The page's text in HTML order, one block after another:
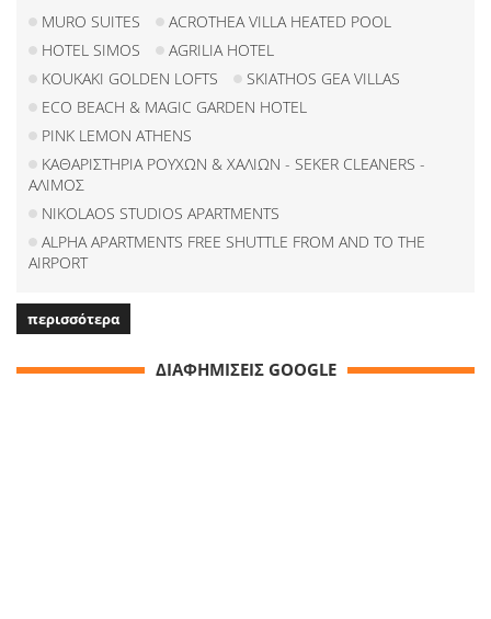
MURO SUITES
ACROTHEA VILLA HEATED POOL
HOTEL SIMOS
AGRILIA HOTEL
KOUKAKI GOLDEN LOFTS
SKIATHOS GEA VILLAS
ECO BEACH & MAGIC GARDEN HOTEL
PINK LEMON ATHENS
ΚΑΘΑΡΙΣΤΗΡΙΑ ΡΟΥΧΩΝ & ΧΑΛΙΩΝ - SEKER CLEANERS -
ΑΛΙΜΟΣ
NIKOLAOS STUDIOS APARTMENTS
ALPHA APARTMENTS FREE SHUTTLE FROM AND TO THE
AIRPORT
περισσότερα
ΔΙΑΦΗΜΙΣΕΙΣ GOOGLE